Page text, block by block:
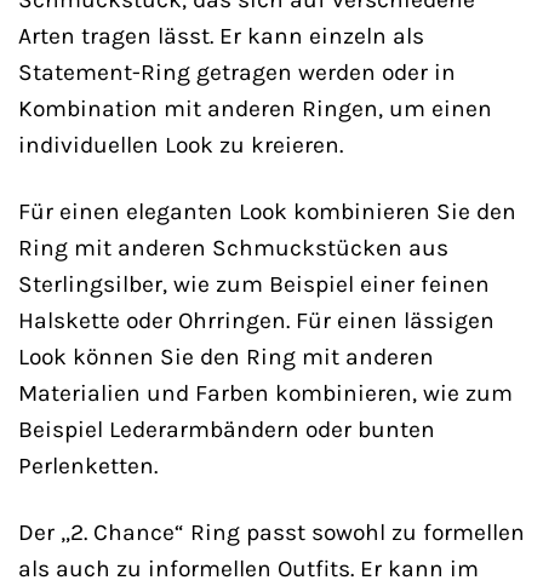
Arten tragen lässt. Er kann einzeln als
Statement-Ring getragen werden oder in
Kombination mit anderen Ringen, um einen
individuellen Look zu kreieren.
Für einen eleganten Look kombinieren Sie den
Ring mit anderen Schmuckstücken aus
Sterlingsilber, wie zum Beispiel einer feinen
Halskette oder Ohrringen. Für einen lässigen
Look können Sie den Ring mit anderen
Materialien und Farben kombinieren, wie zum
Beispiel Lederarmbändern oder bunten
Perlenketten.
Der „2. Chance“ Ring passt sowohl zu formellen
als auch zu informellen Outfits. Er kann im